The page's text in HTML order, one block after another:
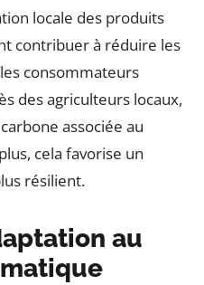
locale des produits
contribuer à réduire les
consommateurs
des agriculteurs locaux,
associée au
cela favorise un
résilient.
au